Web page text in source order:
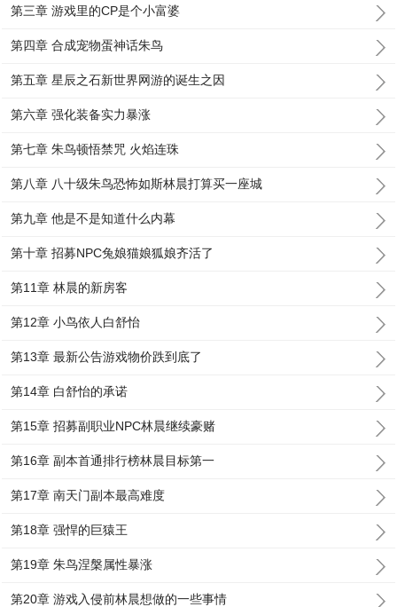
第三章 游戏里的CP是个小富婆
第四章 合成宠物蛋神话朱鸟
第五章 星辰之石新世界网游的诞生之因
第六章 强化装备实力暴涨
第七章 朱鸟顿悟禁咒 火焰连珠
第八章 八十级朱鸟恐怖如斯林晨打算买一座城
第九章 他是不是知道什么内幕
第十章 招募NPC兔娘猫娘狐娘齐活了
第11章 林晨的新房客
第12章 小鸟依人白舒怡
第13章 最新公告游戏物价跌到底了
第14章 白舒怡的承诺
第15章 招募副职业NPC林晨继续豪赌
第16章 副本首通排行榜林晨目标第一
第17章 南天门副本最高难度
第18章 强悍的巨猿王
第19章 朱鸟涅槃属性暴涨
第20章 游戏入侵前林晨想做的一些事情